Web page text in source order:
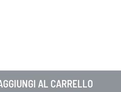
AL CARRELLO